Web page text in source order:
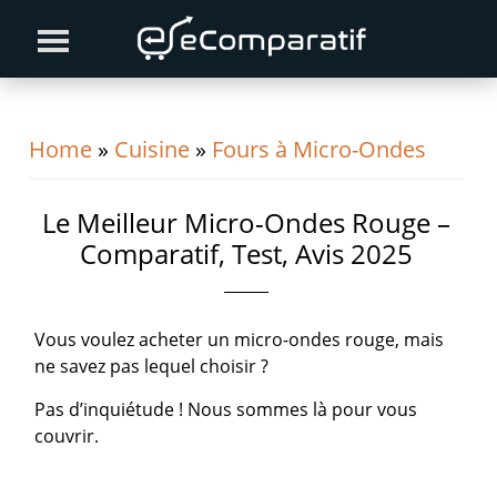
primary
content
primary
Home » Cuisine » Fours à Micro-Ondes
Le Meilleur Micro-Ondes Rouge –
Comparatif, Test, Avis 2025
Vous voulez acheter un micro-ondes rouge, mais
ne savez pas lequel choisir ?
Pas d’inquiétude ! Nous sommes là pour vous
couvrir.